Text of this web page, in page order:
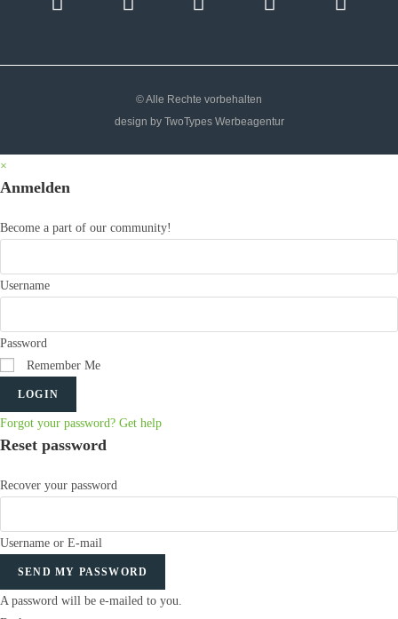
© Alle Rechte vorbehalten
design by TwoTypes Werbeagentur
×
Anmelden
Become a part of our community!
Username
Password
Remember Me
LOGIN
Forgot your password? Get help
Reset password
Recover your password
Username or E-mail
SEND MY PASSWORD
A password will be e-mailed to you.